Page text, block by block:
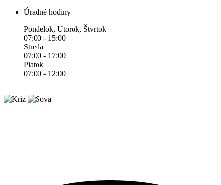
Úradné hodiny
Pondelok, Utorok, Štvrtok
07:00 - 15:00
Streda
07:00 - 17:00
Piatok
07:00 - 12:00